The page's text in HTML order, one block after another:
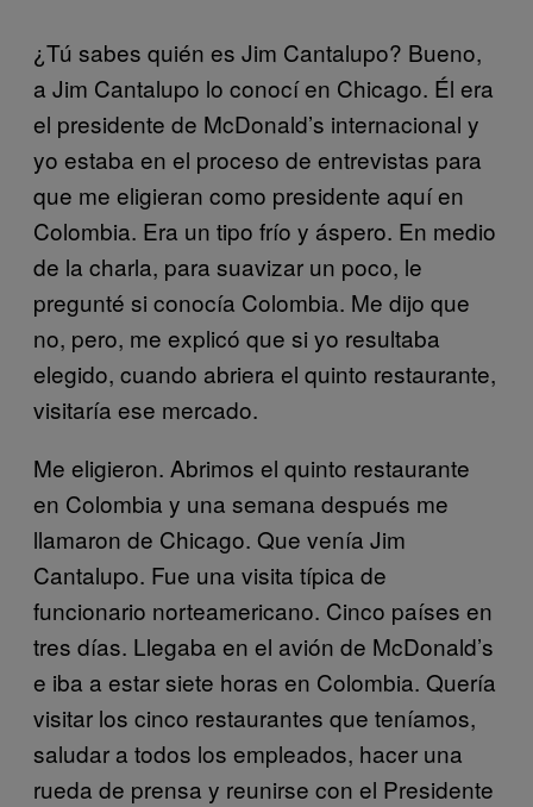
¿Tú sabes quién es Jim Cantalupo? Bueno,
a Jim Cantalupo lo conocí en Chicago. Él era
el presidente de McDonald’s internacional y
yo estaba en el proceso de entrevistas para
que me eligieran como presidente aquí en
Colombia. Era un tipo frío y áspero. En medio
de la charla, para suavizar un poco, le
pregunté si conocía Colombia. Me dijo que
no, pero, me explicó que si yo resultaba
elegido, cuando abriera el quinto restaurante,
visitaría ese mercado.
Me eligieron. Abrimos el quinto restaurante
en Colombia y una semana después me
llamaron de Chicago. Que venía Jim
Cantalupo. Fue una visita típica de
funcionario norteamericano. Cinco países en
tres días. Llegaba en el avión de McDonald’s
e iba a estar siete horas en Colombia. Quería
visitar los cinco restaurantes que teníamos,
saludar a todos los empleados, hacer una
rueda de prensa y reunirse con el Presidente